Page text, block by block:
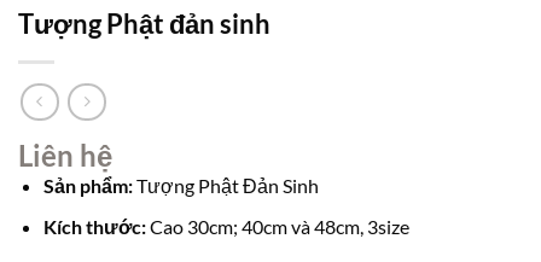
Tượng Phật đản sinh
Liên hệ
Sản phẩm:Tượng Phật Đản Sinh
Kích thước:Cao 30cm; 40cm và 48cm, 3size